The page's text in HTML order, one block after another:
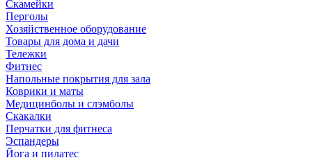
Скамейки
Перголы
Хозяйственное оборудование
Товары для дома и дачи
Тележки
Фитнес
Напольные покрытия для зала
Коврики и маты
Медицинболы и слэмболы
Скакалки
Перчатки для фитнеса
Эспандеры
Йога и пилатес